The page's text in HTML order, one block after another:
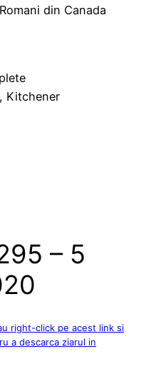
din Canada
Kitchener
– 5
right-click pe acest link si
a descarca ziarul in